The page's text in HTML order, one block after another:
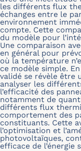
les différents flux
échanges entre le
environnement
compte. Cette
du modèle pour
Une comparaison
en général pour
où la température
ce modèle simple.
validé se révèle être
analyser les
l’efficacité des
notamment de
différents flux
comportement des
constituants. Cette
l’optimisation et
photovoltaïques,
efficace de l’énergie